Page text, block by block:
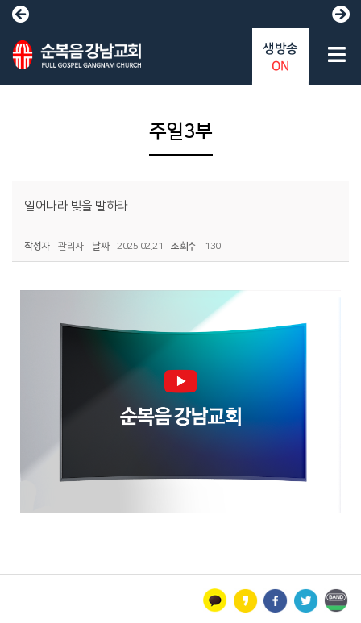
주일3부
일어나라 빛을 발하라
작성자 관리자 날짜 2025.02.21 조회수 130
생방송
ON